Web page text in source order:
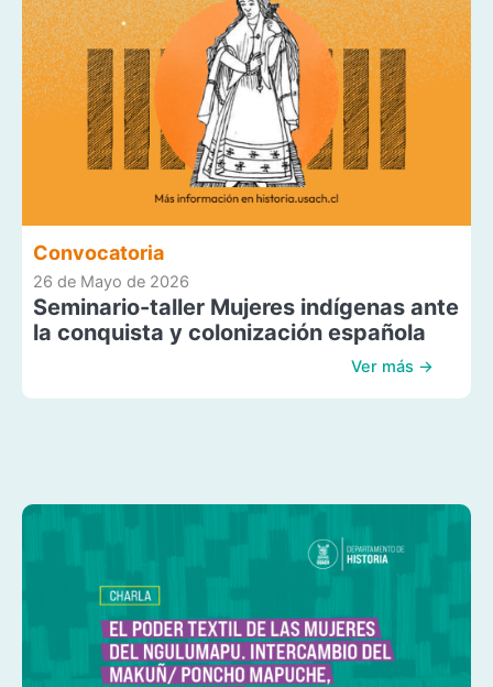
Convocatoria
26 de Mayo de 2026
Seminario-taller Mujeres indígenas ante
la conquista y colonización española
Ver más →